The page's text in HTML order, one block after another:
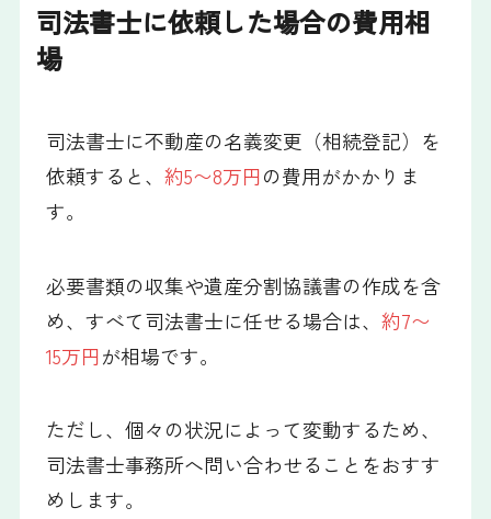
司法書士に依頼した場合の費用相
場
司法書士に不動産の名義変更（相続登記）を
依頼すると、約5〜8万円の費用がかかりま
す。
必要書類の収集や遺産分割協議書の作成を含
め、すべて司法書士に任せる場合は、約7〜
15万円が相場です。
ただし、個々の状況によって変動するため、
司法書士事務所へ問い合わせることをおすす
めします。